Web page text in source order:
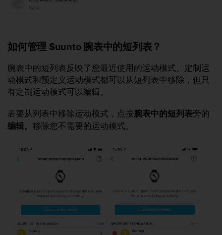
如何管理 Suunto 腕表中的短列表？
腕表中的短列表反映了您最近使用的运动模式。定制运
动模式和预定义运动模式都可以从短列表中移除，但只
有定制运动模式可以编辑。
若要从列表中移除运动模式，点按腕表中的短列表旁的
编辑。移除您不需要的运动模式。